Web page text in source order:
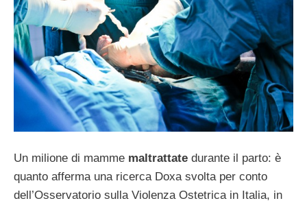
Un milione di mamme maltrattate durante il parto: è
quanto afferma una ricerca Doxa svolta per conto
dell’Osservatorio sulla Violenza Ostetrica in Italia, in